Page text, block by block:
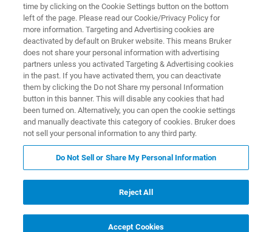
time by clicking on the Cookie Settings button on the bottom
left of the page. Please read our Cookie/Privacy Policy for
more information. Targeting and Advertising cookies are
deactivated by default on Bruker website. This means Bruker
does not share your personal information with advertising
partners unless you activated Targeting & Advertising cookies
in the past. If you have activated them, you can deactivate
them by clicking the Do not Share my personal Information
button in this banner. This will disable any cookies that had
been turned on. Alternatively, you can open the cookie settings
and manually deactivate this category of cookies. Bruker does
not sell your personal information to any third party.
Do Not Sell or Share My Personal Information
Reject All
Accept Cookies